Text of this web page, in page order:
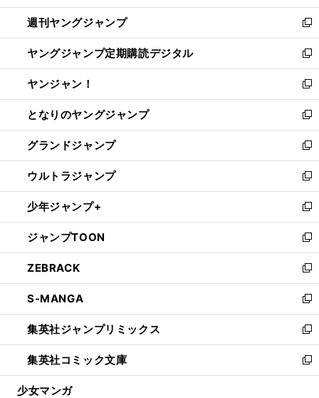
開
く
ウ
で
開
く
ン
ド
ウ
で
開
く
ウ
ィ
ン
ド
ウ
で
開
く
週刊ヤングジャンプ
新
し
い
ウ
ィ
ン
ド
ウ
で
開
く
ヤングジャンプ定期購読デジタル
新
し
い
ウ
ィ
ン
ド
ウ
で
開
く
ヤンジャン！
新
し
い
ウ
ィ
ン
ド
ウ
で
開
く
となりのヤングジャンプ
新
し
い
ウ
ィ
ン
ド
ウ
で
開
く
グランドジャンプ
新
し
い
ウ
ィ
ン
ド
ウ
で
開
く
ウルトラジャンプ
新
し
い
ウ
ィ
ン
ド
ウ
で
開
く
少年ジャンプ+
新
し
い
ウ
ィ
ン
ド
ウ
で
開
く
ジャンプTOON
新
し
い
ウ
ィ
ン
ド
ウ
で
開
ZEBRACK
新
し
い
ウ
ィ
ン
ド
ウ
S-MANGA
新
し
い
ウ
ィ
ン
集英社ジャンプリミックス
新
し
い
ウ
集英社コミック文庫
新
し
少女マンガ